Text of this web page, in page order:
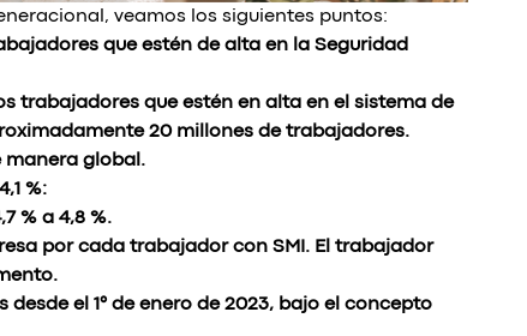
veamos los siguientes puntos:
que estén de alta en la Seguridad
trabajadores que estén en alta en el sistema de
20 millones de trabajadores.
manera global.
%:
% a 4,8 %.
por cada trabajador con SMI. El trabajador
el 1° de enero de 2023, bajo el concepto